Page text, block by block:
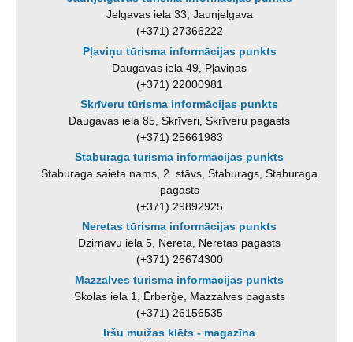
Jelgavas iela 33, Jaunjelgava
(+371) 27366222
Pļaviņu tūrisma informācijas punkts
Daugavas iela 49, Pļaviņas
(+371) 22000981
Skrīveru tūrisma informācijas punkts
Daugavas iela 85, Skrīveri, Skrīveru pagasts
(+371) 25661983
Staburaga tūrisma informācijas punkts
Staburaga saieta nams, 2. stāvs, Staburags, Staburaga
pagasts
(+371) 29892925
Neretas tūrisma informācijas punkts
Dzirnavu iela 5, Nereta, Neretas pagasts
(+371) 26674300
Mazzalves tūrisma informācijas punkts
Skolas iela 1, Ērberģe, Mazzalves pagasts
(+371) 26156535
Iršu muižas klēts - magazīna